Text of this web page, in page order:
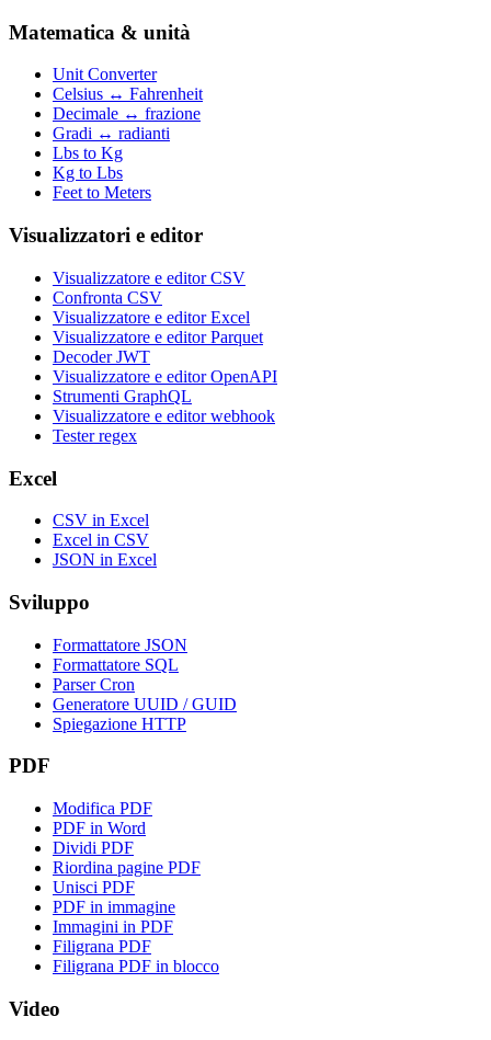
Matematica & unità
Unit Converter
Celsius ↔ Fahrenheit
Decimale ↔ frazione
Gradi ↔ radianti
Lbs to Kg
Kg to Lbs
Feet to Meters
Visualizzatori e editor
Visualizzatore e editor CSV
Confronta CSV
Visualizzatore e editor Excel
Visualizzatore e editor Parquet
Decoder JWT
Visualizzatore e editor OpenAPI
Strumenti GraphQL
Visualizzatore e editor webhook
Tester regex
Excel
CSV in Excel
Excel in CSV
JSON in Excel
Sviluppo
Formattatore JSON
Formattatore SQL
Parser Cron
Generatore UUID / GUID
Spiegazione HTTP
PDF
Modifica PDF
PDF in Word
Dividi PDF
Riordina pagine PDF
Unisci PDF
PDF in immagine
Immagini in PDF
Filigrana PDF
Filigrana PDF in blocco
Video